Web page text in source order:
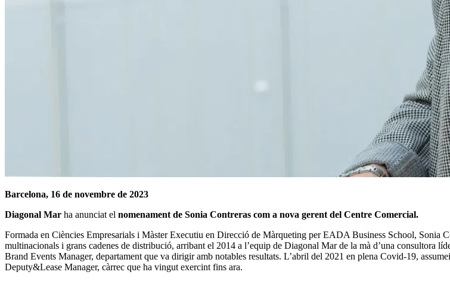
Barcelona, 16 de novembre de 2023
Diagonal Mar ha anunciat el nomenament de Sonia Contreras com a nova gerent del Centre Comercial.
Formada en Ciències Empresarials i Màster Executiu en Direcció de Màrqueting per EADA Business School, Sonia
multinacionals i grans cadenes de distribució, arribant el 2014 a l’equip de Diagonal Mar de la mà d’una consultora
Brand Events Manager, departament que va dirigir amb notables resultats. L’abril del 2021 en plena Covid-19,
Deputy&Lease Manager, càrrec que ha vingut exercint fins ara.